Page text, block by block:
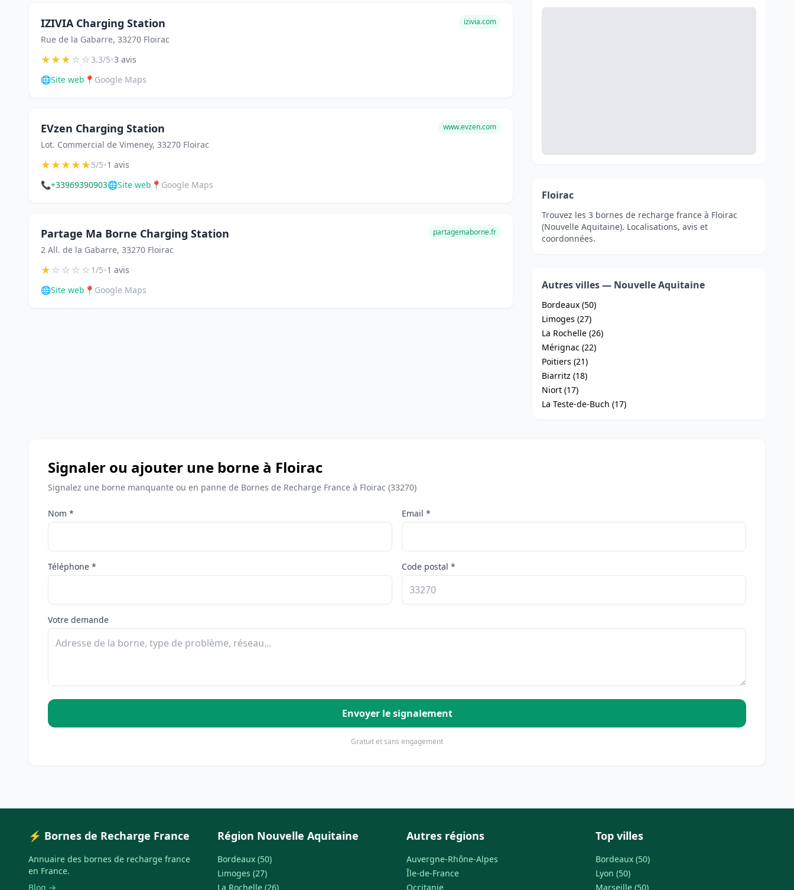
IZIVIA Charging Station
Rue de la Gabarre, 33270 Floirac
izivia.com
★★★☆☆3.3/5•3 avis
🌐Site web 📍 Google Maps
EVzen Charging Station
Lot. Commercial de Vimeney, 33270 Floirac
www.evzen.com
★★★★★5/5•1 avis
📞+33969390903🌐Site web 📍 Google Maps
Partage Ma Borne Charging Station
2 All. de la Gabarre, 33270 Floirac
partagemaborne.fr
★☆☆☆☆1/5•1 avis
🌐Site web 📍 Google Maps
Floirac
Trouvez les 3 bornes de recharge france à Floirac
(Nouvelle Aquitaine). Localisations, avis et
coordonnées.
Autres villes — Nouvelle Aquitaine
Bordeaux (50)
Limoges (27)
La Rochelle (26)
Mérignac (22)
Poitiers (21)
Biarritz (18)
Niort (17)
La Teste-de-Buch (17)
Signaler ou ajouter une borne à Floirac
Signalez une borne manquante ou en panne de Bornes de Recharge France à Floirac (33270)
Nom * Email *
Téléphone * Code postal *
Votre demande
Envoyer le signalement
Gratuit et sans engagement
⚡ Bornes de Recharge France
Annuaire des bornes de recharge france
en France.
Blog →
Région Nouvelle Aquitaine
Bordeaux (50)
Limoges (27)
La Rochelle (26)
Autres régions
Auvergne-Rhône-Alpes
Île-de-France
Occitanie
Top villes
Bordeaux (50)
Lyon (50)
Marseille (50)